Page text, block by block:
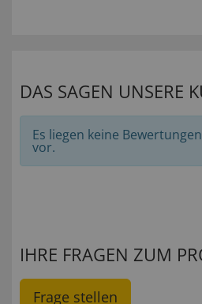
DAS SAGEN UNSERE
Es liegen keine
vor.
IHRE FRAGEN ZUM
Frage stellen